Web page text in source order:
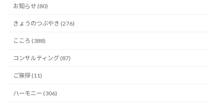
お知らせ (80)
きょうのつぶやき (276)
こころ (388)
コンサルティング (87)
ご挨拶 (11)
ハーモニー (306)